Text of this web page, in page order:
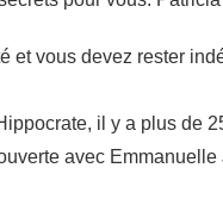
vous devez rester
il y a plus de
avec Emmanuelle